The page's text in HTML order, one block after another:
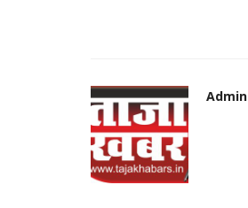
Admin